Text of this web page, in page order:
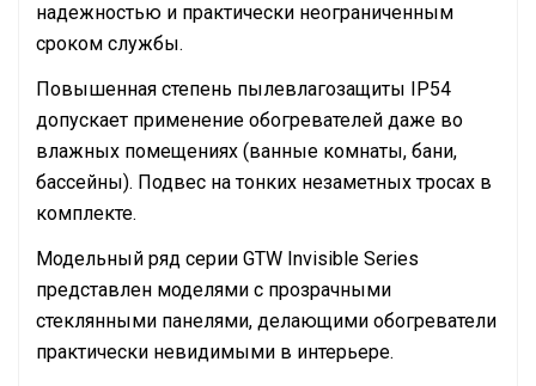
надежностью и практически неограниченным
сроком службы.
Повышенная степень пылевлагозащиты IP54
допускает применение обогревателей даже во
влажных помещениях (ванные комнаты, бани,
бассейны). Подвес на тонких незаметных тросах в
комплекте.
Модельный ряд серии GTW Invisible Series
представлен моделями с прозрачными
стеклянными панелями, делающими обогреватели
практически невидимыми в интерьере.